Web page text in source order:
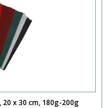
x 30 cm, 180g-200g